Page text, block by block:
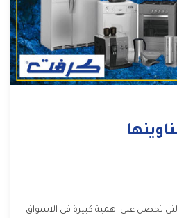
تحصل على اهمية كبيرة فى الاسواق